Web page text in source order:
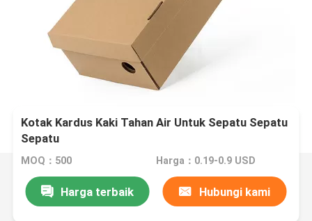
Kotak Kardus Kaki Tahan Air Untuk Sepatu Sepatu
Sepatu
MOQ：500 Harga：0.19-0.9 USD
Harga terbaik Hubungi kami